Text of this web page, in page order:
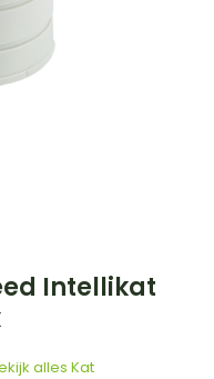
Intellikat
alles Kat